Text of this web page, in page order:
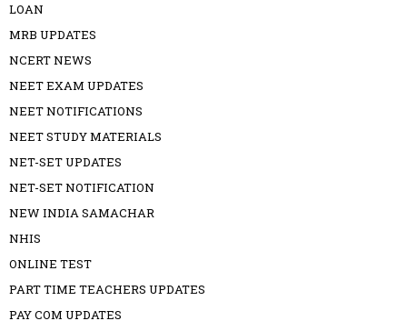
LOAN
MRB UPDATES
NCERT NEWS
NEET EXAM UPDATES
NEET NOTIFICATIONS
NEET STUDY MATERIALS
NET-SET UPDATES
NET-SET NOTIFICATION
NEW INDIA SAMACHAR
NHIS
ONLINE TEST
PART TIME TEACHERS UPDATES
PAY COM UPDATES